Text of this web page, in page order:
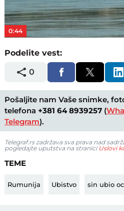
0:44
Podelite vest:
0
Pošaljite nam Vaše snimke,
telefona +381 64 8939257 (
Telegram).
Telegraf.rs zadržava sva prava nad
pogledajte uputstva na stranici Uslovi
TEME
Rumunija Ubistvo sin ubio